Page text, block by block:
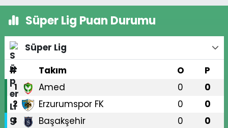
Süper Lig Puan Durumu
Süper Lig
#
Takım O P
1 Amed 0 0
2 Erzurumspor FK 0 0
3 Başakşehir 0 0